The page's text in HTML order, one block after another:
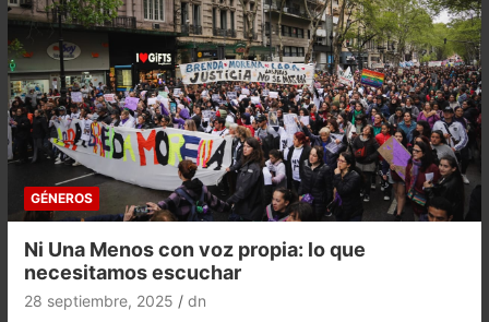
GÉNEROS
Ni Una Menos con voz propia: lo que
necesitamos escuchar
28 septiembre, 2025 dn